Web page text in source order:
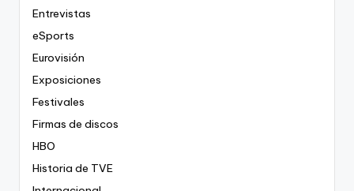
Entrevistas
eSports
Eurovisión
Exposiciones
Festivales
Firmas de discos
HBO
Historia de TVE